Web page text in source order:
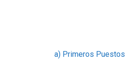
a) Primeros Puestos